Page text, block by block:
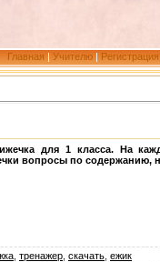
Главная | Учителю| Регистрация
для 1 класса. На
вопросы по содержанию,
тренажер скачать ежик